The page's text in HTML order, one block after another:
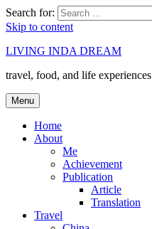
Search for:
Skip to content
LIVING INDA DREAM
travel, food, and life experiences
Menu
Home
About
Me
Achievement
Publication
Article
Translation
Travel